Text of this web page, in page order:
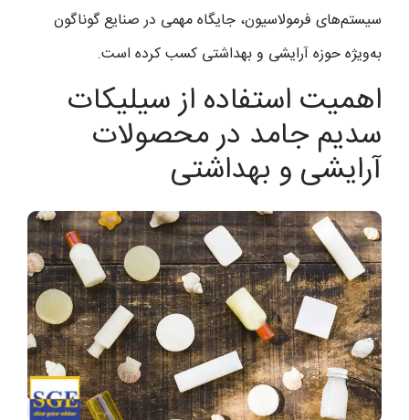
سیستم‌های فرمولاسیون، جایگاه مهمی در صنایع گوناگون
به‌ویژه حوزه آرایشی و بهداشتی کسب کرده است.
اهمیت استفاده از سیلیکات
سدیم جامد در محصولات
آرایشی و بهداشتی